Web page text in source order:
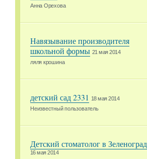
Анна Орехова
Навязывание производителя
школьной формы 21 мая 2014
ляля крошина
детский сад 2331
18 мая 2014
Неизвестный пользователь
Детский стоматолог в
16 мая 2014